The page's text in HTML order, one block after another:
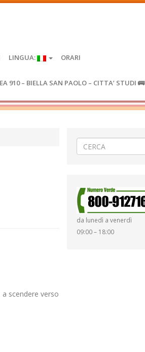
LINGUA: ORARI
910 – BIELLA SAN PAOLO – CITTA’ STUDI 🚌
scendere verso
da lunedì a venerdì
09:00 – 18:00